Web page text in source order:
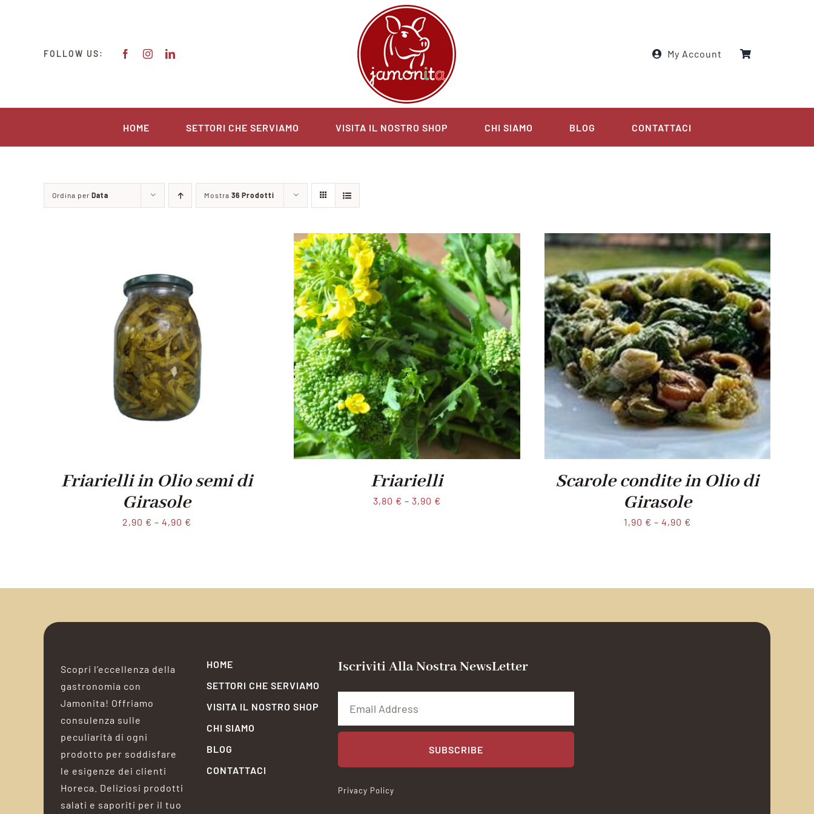
FOLLOW US: My Account
HOME SETTORI CHE SERVIAMO VISITA IL NOSTRO SHOP CHI SIAMO BLOG CONTATTACI
Ordina per Data Mostra 36 Prodotti
Friarielli in Olio semi di
Girasole
2,90 € – 4,90 €
Friarielli
3,80 € – 3,90 €
Scarole condite in Olio di
Girasole
1,90 € – 4,90 €
Scopri l’eccellenza della
gastronomia con
Jamonita! Offriamo
consulenza sulle
peculiarità di ogni
prodotto per soddisfare
le esigenze dei clienti
Horeca. Deliziosi prodotti
salati e saporiti per il tuo
HOME
SETTORI CHE SERVIAMO
VISITA IL NOSTRO SHOP
CHI SIAMO
BLOG
CONTATTACI
Iscriviti Alla Nostra NewsLetter
SUBSCRIBE
Privacy Policy